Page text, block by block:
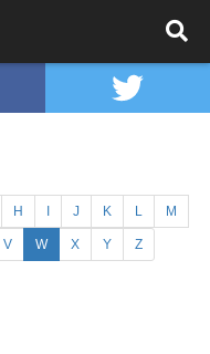
H J K L M
V W X Y Z